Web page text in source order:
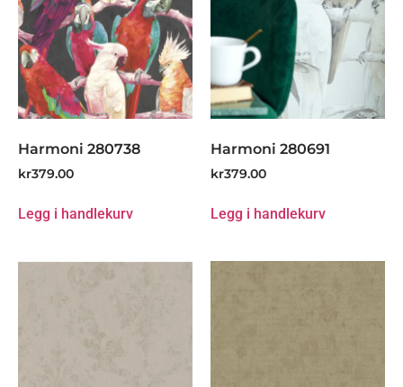
Harmoni 280738
kr379.00
Legg i handlekurv
Harmoni 280691
kr379.00
Legg i handlekurv